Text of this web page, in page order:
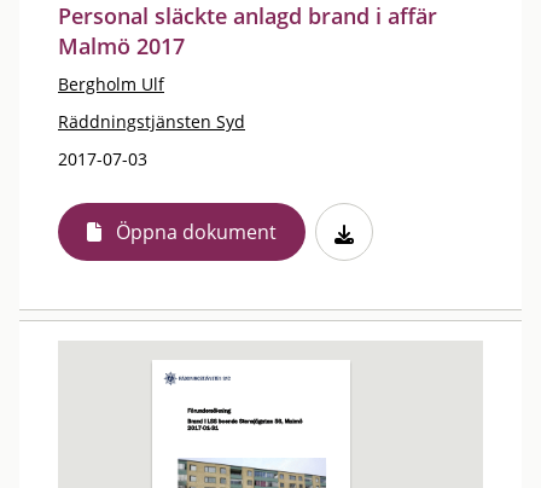
Personal släckte anlagd brand i affär
Malmö 2017
Bergholm Ulf
Räddningstjänsten Syd
2017-07-03
Öppna dokument